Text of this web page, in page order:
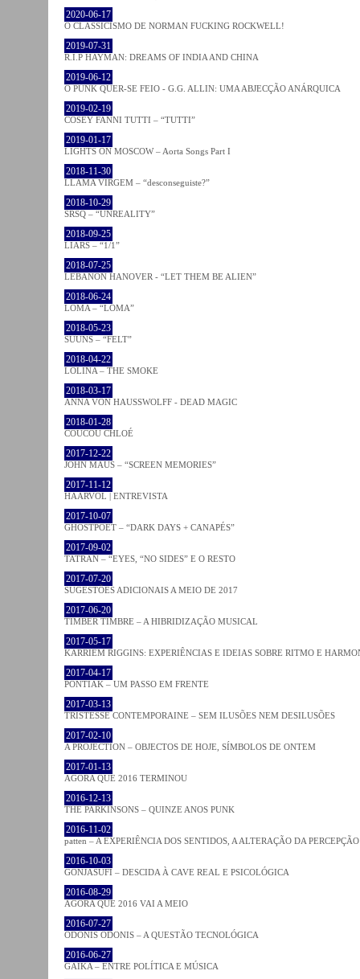
2020-06-17
O CLASSICISMO DE NORMAN FUCKING ROCKWELL!
2019-07-31
R.I.P HAYMAN: DREAMS OF INDIA AND CHINA
2019-06-12
O PUNK QUER-SE FEIO - G.G. ALLIN: UMA ABJECÇÃO ANÁRQUICA
2019-02-19
COSEY FANNI TUTTI – “TUTTI”
2019-01-17
LIGHTS ON MOSCOW – Aorta Songs Part I
2018-11-30
LLAMA VIRGEM – “desconseguiste?”
2018-10-29
SRSQ – “UNREALITY”
2018-09-25
LIARS – “1/1”
2018-07-25
LEBANON HANOVER - “LET THEM BE ALIEN”
2018-06-24
LOMA – “LOMA”
2018-05-23
SUUNS – “FELT”
2018-04-22
LOLINA – THE SMOKE
2018-03-17
ANNA VON HAUSSWOLFF - DEAD MAGIC
2018-01-28
COUCOU CHLOÉ
2017-12-22
JOHN MAUS – “SCREEN MEMORIES”
2017-11-12
HAARVÖL | ENTREVISTA
2017-10-07
GHOSTPOET – “DARK DAYS + CANAPÉS”
2017-09-02
TATRAN – “EYES, “NO SIDES” E O RESTO
2017-07-20
SUGESTÕES ADICIONAIS A MEIO DE 2017
2017-06-20
TIMBER TIMBRE – A HIBRIDIZAÇÃO MUSICAL
2017-05-17
KARRIEM RIGGINS: EXPERIÊNCIAS E IDEIAS SOBRE RITMO E
2017-04-17
PONTIAK – UM PASSO EM FRENTE
2017-03-13
TRISTESSE CONTEMPORAINE – SEM ILUSÕES NEM DESILUSÕES
2017-02-10
A PROJECTION – OBJECTOS DE HOJE, SÍMBOLOS DE ONTEM
2017-01-13
AGORA QUE 2016 TERMINOU
2016-12-13
THE PARKINSONS – QUINZE ANOS PUNK
2016-11-02
patten – A EXPERIÊNCIA DOS SENTIDOS, A ALTERAÇÃO DA PERCEPÇÃO
2016-10-03
GONJASUFI – DESCIDA À CAVE REAL E PSICOLÓGICA
2016-08-29
AGORA QUE 2016 VAI A MEIO
2016-07-27
ODONIS ODONIS – A QUESTÃO TECNOLÓGICA
2016-06-27
GAIKA – ENTRE POLÍTICA E MÚSICA